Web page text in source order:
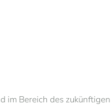
im Bereich des